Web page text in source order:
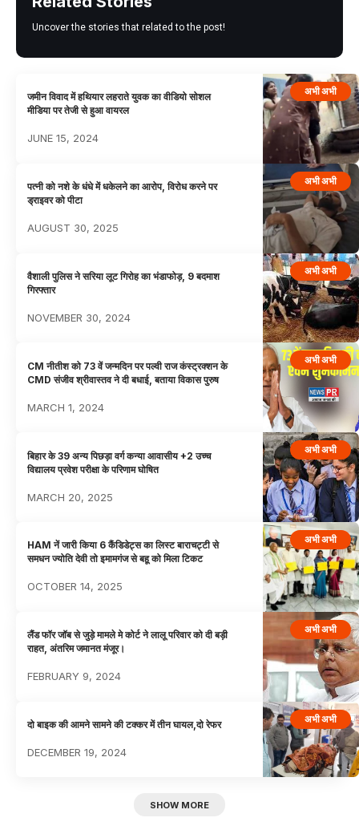
Uncover the stories that related to the post!
अभी अभी
जमीन विवाद में हथियार लहराते युवक का वीडियो सोशल
मीडिया पर तेजी से हुआ वायरल
JUNE 15, 2024
अभी अभी
पत्नी को नशे के धंधे में धकेलने का आरोप, विरोध करने पर
ड्राइवर को पीटा
AUGUST 30, 2025
अभी अभी
वैशाली पुलिस ने सरिया लूट गिरोह का भंडाफोड़, 9 बदमाश
गिरफ्तार
NOVEMBER 30, 2024
अभी अभी
CM नीतीश को 73 वें जन्मदिन पर पल्वी राज कंस्ट्रक्शन के
CMD संजीव श्रीवास्तव ने दी बधाई, बताया विकास पुरुष
MARCH 1, 2024
अभी अभी
बिहार के 39 अन्य पिछड़ा वर्ग कन्या आवासीय +2 उच्च
विद्यालय प्रवेश परीक्षा के परिणाम घोषित
MARCH 20, 2025
अभी अभी
HAM नें जारी किया 6 कैंडिडेट्स का लिस्ट बाराचट्टी से
समधन ज्योति देवी तो इमामगंज से बहू को मिला टिकट
OCTOBER 14, 2025
अभी अभी
लैंड फॉर जॉब से जुड़े मामले मे कोर्ट ने लालू परिवार को दी बड़ी
राहत, अंतरिम जमानत मंजूर।
FEBRUARY 9, 2024
अभी अभी
दो बाइक की आमने सामने की टक्कर में तीन घायल,दो रेफर
DECEMBER 19, 2024
SHOW MORE